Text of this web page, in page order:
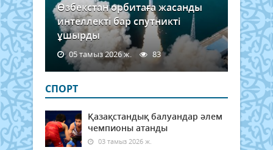
Өзбекстан орбитаға жасанды
интеллекті бар спутникті
ұшырды
05 тамыз 2026 ж. 83
СПОРТ
Қазақстандық балуандар әлем
чемпионы атанды
03 тамыз 2026 ж.